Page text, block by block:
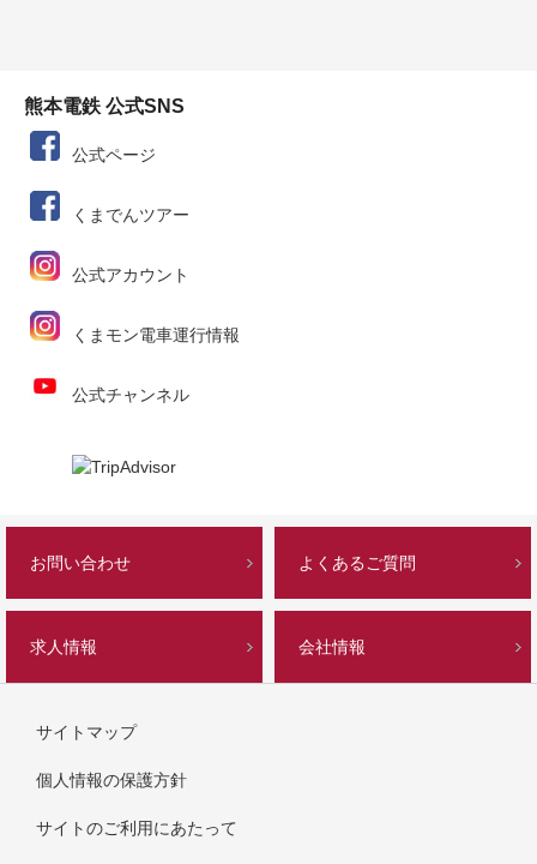
熊本電鉄 公式SNS
公式ページ
くまでんツアー
公式アカウント
くまモン電車運行情報
公式チャンネル
お問い合わせ よくあるご質問
求人情報 会社情報
サイトマップ
個人情報の保護方針
サイトのご利用にあたって